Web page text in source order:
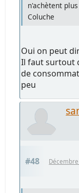
n'achètent
Coluche
Oui on peut
Il faut surtout
de
peu
#48